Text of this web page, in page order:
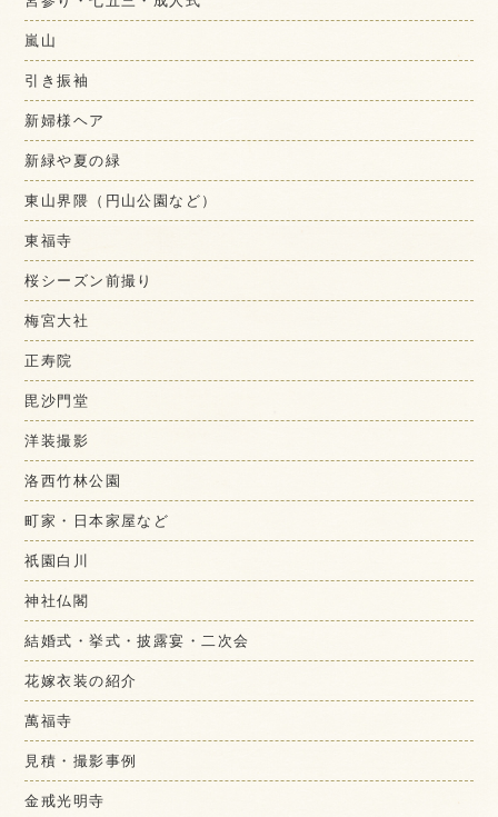
嵐山
引き振袖
新婦様ヘア
新緑や夏の緑
東山界隈（円山公園など）
東福寺
桜シーズン前撮り
梅宮大社
正寿院
毘沙門堂
洋装撮影
洛西竹林公園
町家・日本家屋など
祇園白川
神社仏閣
結婚式・挙式・披露宴・二次会
花嫁衣装の紹介
萬福寺
見積・撮影事例
金戒光明寺